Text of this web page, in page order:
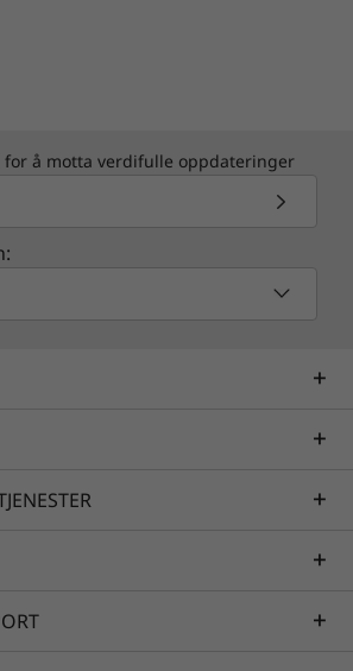
Rheinland, og den effektive
for lavt strømforbruk. Den
for ekstra
for å motta verdifulle oppdateringer